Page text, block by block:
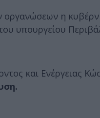
οργανώσεων η
υπουργείου
και Ενέργειας